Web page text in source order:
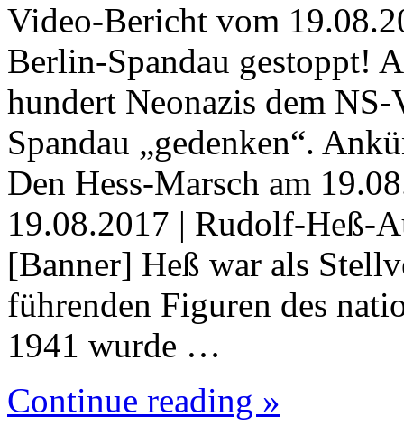
Video-Bericht vom
Berlin-Spandau gestoppt!
hundert Neonazis dem
Spandau „gedenken“.
Den Hess-Marsch am
19.08.2017 | Rudolf-Heß-
[Banner] Heß war als
führenden Figuren des
1941 wurde …
Continue reading »